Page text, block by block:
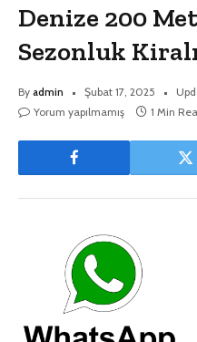
Denize 200
Sezonluk
By admin Şubat 17, 2025
Yorum yapılmamış
1 Min